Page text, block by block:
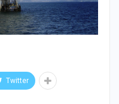
Twitter